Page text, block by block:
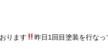
ります
昨日1回目塗装を行な